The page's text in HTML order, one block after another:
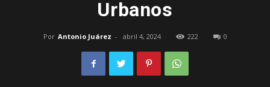
Edomex
Urbanos
Por Antonio Juárez - abril 4, 2024 222 0